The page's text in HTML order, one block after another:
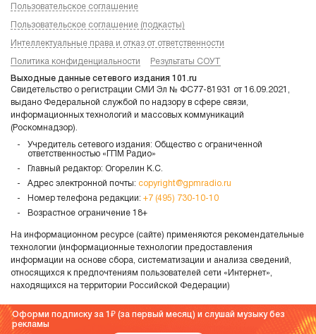
Пользовательское соглашение
Пользовательское соглашение (подкасты)
Интеллектуальные права и отказ от ответственности
Политика конфиденциальности Результаты СОУТ
Выходные данные сетевого издания 101.ru
Свидетельство о регистрации СМИ Эл № ФС77-81931 от 16.09.2021,
выдано Федеральной службой по надзору в сфере связи,
информационных технологий и массовых коммуникаций
(Роскомнадзор).
Учредитель сетевого издания: Общество с ограниченной
ответственностью «ГПМ Радио»
Главный редактор: Огорелин К.С.
Адрес электронной почты: copyright@gpmradio.ru
Номер телефона редакции: +7 (495) 730-10-10
Возрастное ограничение 18+
На информационном ресурсе (сайте) применяются рекомендательные
технологии (информационные технологии предоставления
информации на основе сбора, систематизации и анализа сведений,
относящихся к предпочтениям пользователей сети «Интернет»,
находящихся на территории Российской Федерации)
Оформи подписку за 1
(за первый месяц) и слушай музыку без
рекламы